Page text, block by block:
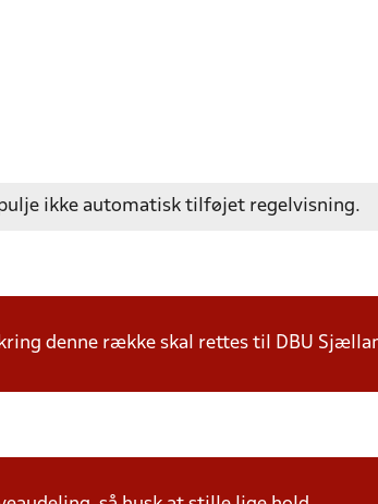
pulje ikke automatisk tilføjet regelvisning.
denne række skal rettes til DBU